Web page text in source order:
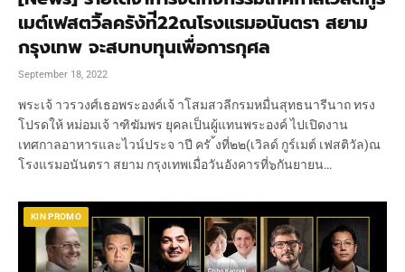
เมต์เฟสตวิัลครัง้ท่ี22ณโรงแรมอนันตรา สยาม
กรุงเทพ จะสบทบทุนเพื่อการกุศล
September 18, 2022
พระเจ้ าวรวงศ์เธอพระองค์เจ้ าโสมสวลีกรมหมื่นสุทธนารีนาถ ทรง
โปรดให้ หม่อมเจ้ าฑิฆัมพร ยุคลเป็นผู้แทนพระองค์ ไปเปิดงาน
เทศกาลอาหารและไวน์ประจ าปี ครั ้งที่๒๒(เวิลด์ กูร์เมต์ เฟสติวัล)ณ
โรงแรมอนันตรา สยาม กรุงเทพเมื่อวันอังคารที่๖กันยายน…
KIN PROMO